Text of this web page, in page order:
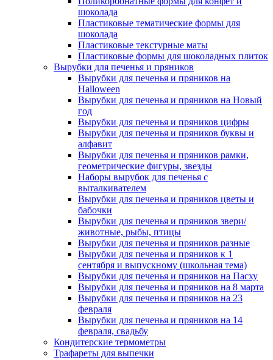
шоколада
Пластиковые тематические формы для
шоколада
Пластиковые текстурные маты
Пластиковые формы для шоколадных плиток
Вырубки для печенья и пряников
Вырубки для печенья и пряников на
Halloween
Вырубки для печенья и пряников на Новый
год
Вырубки для печенья и пряников цифры
Вырубки для печенья и пряников буквы и
алфавит
Вырубки для печенья и пряников рамки,
геометрические фигуры, звезды
Наборы вырубок для печенья с
выталкивателем
Вырубки для печенья и пряников цветы и
бабочки
Вырубки для печенья и пряников звери/
животные, рыбы, птицы
Вырубки для печенья и пряников разные
Вырубки для печенья и пряников к 1
сентября и выпускному (школьная тема)
Вырубки для печенья и пряников на Пасху
Вырубки для печенья и пряников на 8 марта
Вырубки для печенья и пряников на 23
февраля
Вырубки для печенья и пряников на 14
февраля, свадьбу
Кондитерские термометры
Трафареты для выпечки